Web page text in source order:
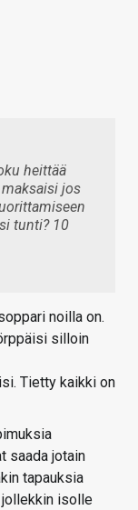
heittää
jos
tunti? 10
noilla on.
silloin
Tietty kaikki on
saada jotain
tapauksia
jollekkin isolle